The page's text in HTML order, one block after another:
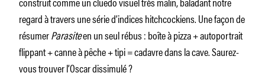
regard à travers une série d’indices hitchcockiens. Une façon de
résumerParasiteen un seul rébus : boîte à pizza + autoportrait
flippant + canne à pêche + tipi = cadavre dans la cave. Saurez-
vous trouver l’Oscar dissimulé ?